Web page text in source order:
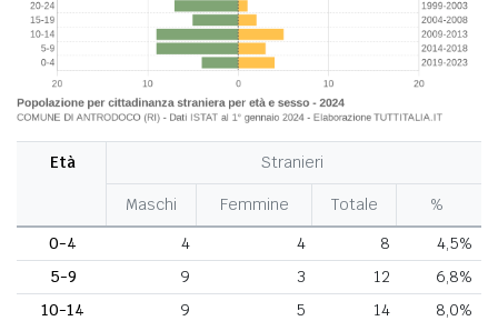
Età Stranieri
Maschi Femmine Totale
%
0-4
4 4 8
4,5%
5-9
9 3 12
6,8%
10-14
9 5 14
8,0%